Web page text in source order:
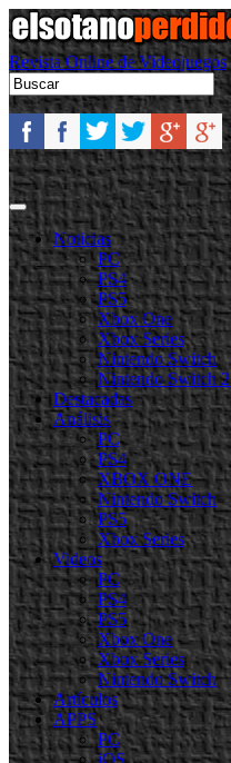
Revista Online de Videojuegos
Noticias
PC
PS4
PS5
Xbox One
Xbox Series
Nintendo Switch
Nintendo Switch 2
Destacadas
Análisis
PC
PS4
XBOX ONE
Nintendo Switch
PS5
Xbox Series
Videos
PC
PS4
PS5
Xbox One
Xbox Series
Nintendo Switch
Artículos
APPS
PC
iOS